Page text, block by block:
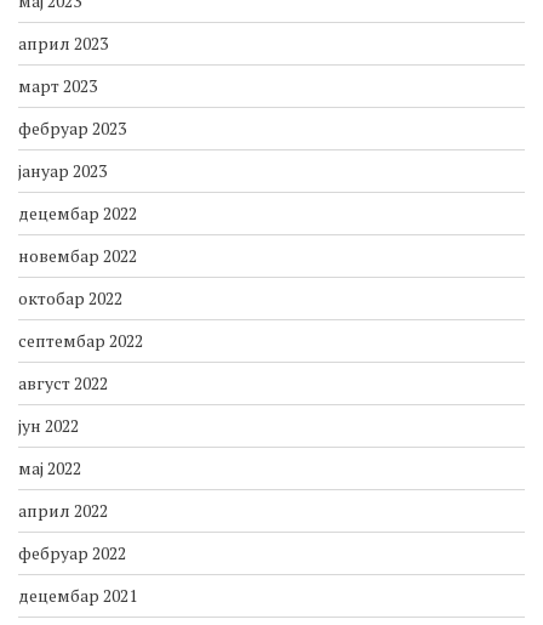
април 2023
март 2023
фебруар 2023
јануар 2023
децембар 2022
новембар 2022
октобар 2022
септембар 2022
август 2022
јун 2022
мај 2022
април 2022
фебруар 2022
децембар 2021